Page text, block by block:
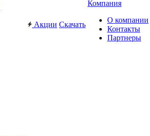
Акции Скачать
Компания
О компании
Контакты
Партнеры